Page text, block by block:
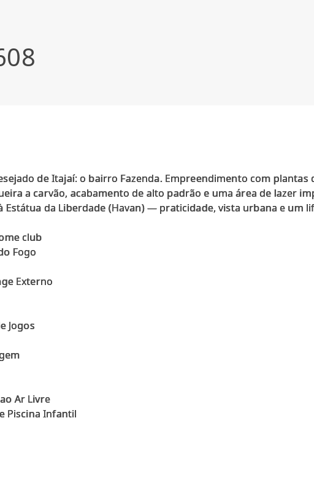
de Itajaí: o bairro Fazenda. Empreendimento com plantas
a carvão, acabamento de alto padrão e uma área de lazer
Estátua da Liberdade (Havan) — praticidade, vista urbana e um
club
Fogo
Externo
Jogos
Ar Livre
Piscina Infantil